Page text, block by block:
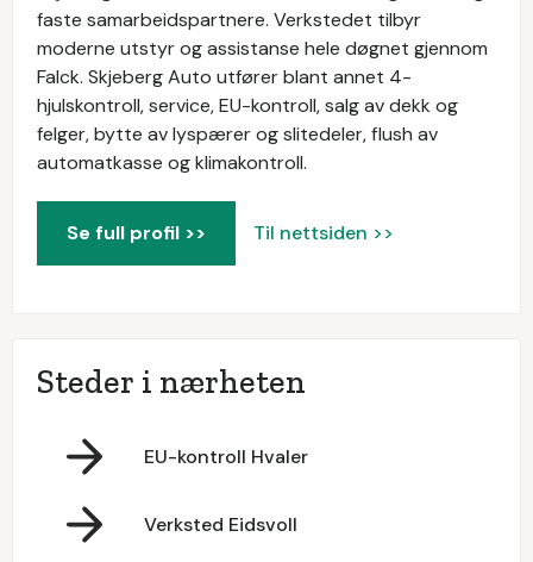
faste samarbeidspartnere. Verkstedet tilbyr
moderne utstyr og assistanse hele døgnet gjennom
Falck. Skjeberg Auto utfører blant annet 4-
hjulskontroll, service, EU-kontroll, salg av dekk og
felger, bytte av lyspærer og slitedeler, flush av
automatkasse og klimakontroll.
Se full profil >> Til nettsiden >>
Steder i nærheten
EU-kontroll Hvaler
Verksted Eidsvoll